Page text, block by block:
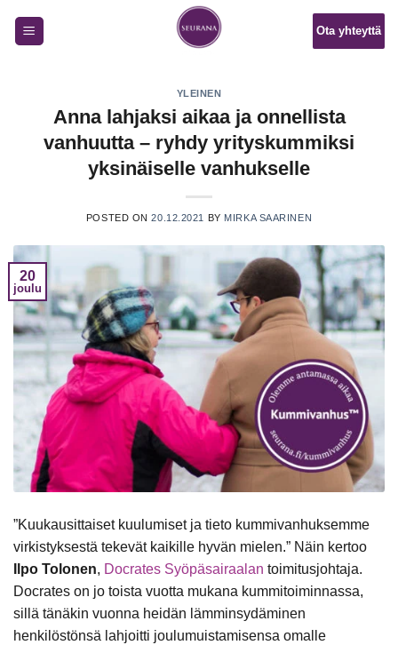
Ota yhteyttä
YLEINEN
Anna lahjaksi aikaa ja onnellista
vanhuutta – ryhdy yrityskummiksi
yksinäiselle vanhukselle
POSTED ON20.12.2021 BY MIRKA SAARINEN
20
joulu
”Kuukausittaiset kuulumiset ja tieto kummivanhuksemme
virkistyksestä tekevät kaikille hyvän mielen.” Näin kertoo
Ilpo Tolonen, Docrates Syöpäsairaalan toimitusjohtaja.
Docrates on jo toista vuotta mukana kummitoiminnassa,
sillä tänäkin vuonna heidän lämminsydäminen
henkilöstönsä lahjoitti joulumuistamisensa omalle